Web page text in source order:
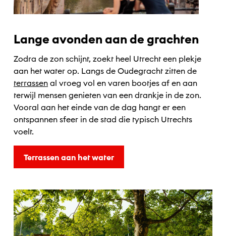
Lange avonden aan de grachten
Zodra de zon schijnt, zoekt heel Utrecht een plekje
aan het water op. Langs de Oudegracht zitten de
terrassen al vroeg vol en varen bootjes af en aan
terwijl mensen genieten van een drankje in de zon.
Vooral aan het einde van de dag hangt er een
ontspannen sfeer in de stad die typisch Utrechts
voelt.
Terrassen aan het water